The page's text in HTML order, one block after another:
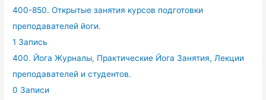
400-850. Открытые занятия курсов подготовки
преподавателей йоги.
1 Запись
400. Йога Журналы, Практические Йога Занятия, Лекции
преподавателей и студентов.
0 Записи